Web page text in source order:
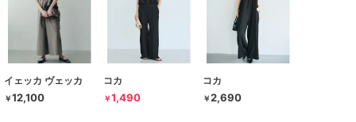
イェッカ ヴェッカ
￥12,100
コカ
￥1,490
コカ
￥2,690